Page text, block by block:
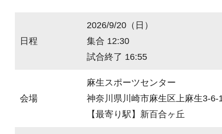
日程
2026/9/20（日）
集合 12:30
試合終了 16:55
会場
麻生スポーツセンター
神奈川県川崎市麻生区上麻生3-6-
【最寄り駅】新百合ヶ丘